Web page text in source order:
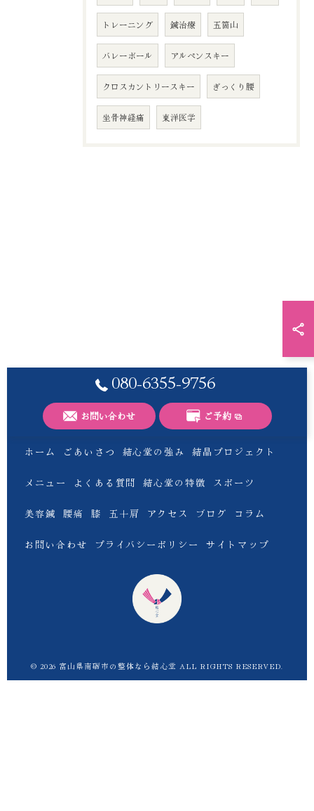
トレーニング 鍼治療 五箇山
バレーボール アルペンスキー
クロスカントリースキー ぎっくり腰
坐骨神経痛 東洋医学
080-6355-9756
お問い合わせ ご予約
ホーム ごあいさつ 結心堂の強み 結晶プロジェクト
メニュー よくある質問 結心堂の特徴 スポーツ
美容鍼 腰痛 膝 五十肩 アクセス ブログ コラム
お問い合わせ プライバシーポリシー サイトマップ
© 2026 富山県南砺市の整体なら結心堂 ALL RIGHTS RESERVED.